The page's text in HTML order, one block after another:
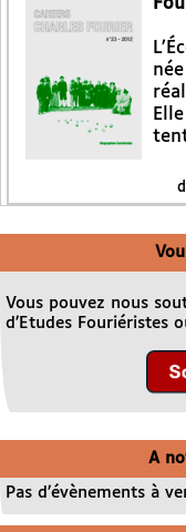
Vous pouvez nous
d’Etudes Fouriéristes
A
Pas d’évènements à